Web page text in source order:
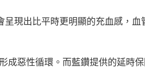
呈現出比平時更明顯的充血感，血
成惡性循環。而藍鑽提供的延時